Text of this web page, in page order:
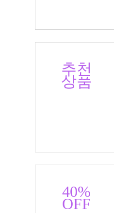
추천
상품
40%
OFF